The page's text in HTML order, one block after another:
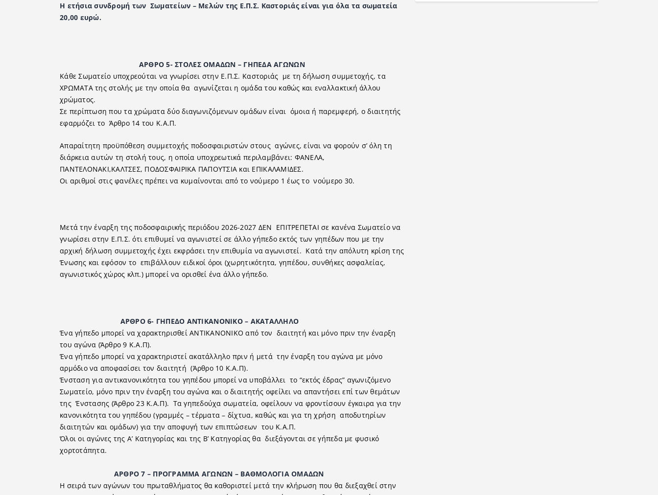
Η ετήσια συνδρομή των Σωματείων – Μελών της Ε.Π.Σ. Καστοριάς είναι για όλα τα σωματεία
20,00 ευρώ.
ΑΡΘΡΟ 5- ΣΤΟΛΕΣ ΟΜΑ∆ΩΝ – ΓΗΠΕ∆Α ΑΓΩΝΩΝ
Κάθε Σωματείο υποχρεούται να γνωρίσει στην Ε.Π.Σ. Καστοριάς με τη δήλωση συμμετοχής, τα
ΧΡΩΜΑΤΑ της στολής με την οποία θα αγωνίζεται η ομάδα του καθώς και εναλλακτική άλλου
χρώματος.
Σε περίπτωση που τα χρώματα δύο διαγωνιζόμενων ομάδων είναι όμοια ή παρεμφερή, ο διαιτητής
εφαρμόζει το Άρθρο 14 του Κ.Α.Π.
Απαραίτητη προϋπόθεση συμμετοχής ποδοσφαιριστών στους αγώνες, είναι να φορούν σ’ όλη τη
διάρκεια αυτών τη στολή τους, η οποία υποχρεωτικά περιλαμβάνει: ΦΑΝΕΛΑ,
ΠΑΝΤΕΛΟΝΑΚΙ,ΚΑΛΤΣΕΣ, ΠΟ∆ΟΣΦΑΙΡΙΚΑ ΠΑΠΟΥΤΣΙΑ και ΕΠΙΚΑΛΑΜΙ∆ΕΣ.
Οι αριθμοί στις φανέλες πρέπει να κυμαίνονται από το νούμερο 1 έως το νούμερο 30.
Μετά την έναρξη της ποδοσφαιρικής περιόδου 2026-2027 ∆ΕΝ ΕΠΙΤΡΕΠΕΤΑΙ σε κανένα Σωματείο να
γνωρίσει στην Ε.Π.Σ. ότι επιθυμεί να αγωνιστεί σε άλλο γήπεδο εκτός των γηπέδων που με την
αρχική δήλωση συμμετοχής έχει εκφράσει την επιθυμία να αγωνιστεί. Κατά την απόλυτη κρίση της
Ένωσης και εφόσον το επιβάλλουν ειδικοί όροι (χωρητικότητα, γηπέδου, συνθήκες ασφαλείας,
αγωνιστικός χώρος κλπ.) μπορεί να ορισθεί ένα άλλο γήπεδο.
ΑΡΘΡΟ 6- ΓΗΠΕ∆Ο ΑΝΤΙΚΑΝΟΝΙΚΟ – ΑΚΑΤΑΛΛΗΛΟ
Ένα γήπεδο μπορεί να χαρακτηρισθεί ΑΝΤΙΚΑΝΟΝΙΚΟ από τον διαιτητή και μόνο πριν την έναρξη
του αγώνα (Άρθρο 9 Κ.Α.Π).
Ένα γήπεδο μπορεί να χαρακτηριστεί ακατάλληλο πριν ή μετά την έναρξη του αγώνα με μόνο
αρμόδιο να αποφασίσει τον διαιτητή (Άρθρο 10 Κ.Α.Π).
Ένσταση για αντικανονικότητα του γηπέδου μπορεί να υποβάλλει το “εκτός έδρας” αγωνιζόμενο
Σωματείο, μόνο πριν την έναρξη του αγώνα και ο διαιτητής οφείλει να απαντήσει επί των θεμάτων
της Ένστασης (Άρθρο 23 Κ.Α.Π). Τα γηπεδούχα σωματεία, οφείλουν να φροντίσουν έγκαιρα για την
κανονικότητα του γηπέδου (γραμμές – τέρματα – δίχτυα, καθώς και για τη χρήση αποδυτηρίων
διαιτητών και ομάδων) για την αποφυγή των επιπτώσεων του Κ.Α.Π.
Όλοι οι αγώνες της Α’ Κατηγορίας και της Β’ Κατηγορίας θα διεξάγονται σε γήπεδα με φυσικό
χορτοτάπητα.
ΑΡΘΡΟ 7 – ΠΡΟΓΡΑΜΜΑ ΑΓΩΝΩΝ – ΒΑΘΜΟΛΟΓΙΑ ΟΜΑ∆ΩΝ
Η σειρά των αγώνων του πρωταθλήματος θα καθοριστεί μετά την κλήρωση που θα διεξαχθεί στην